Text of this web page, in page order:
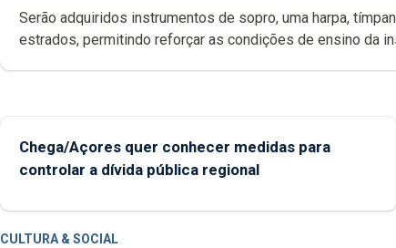
Serão adquiridos instrumentos de sopro, uma harpa, tímpanos e
estrados, permitindo
Chega/Açores quer conhecer medidas para
controlar a dívida pública regional
CULTURA & SOCIAL